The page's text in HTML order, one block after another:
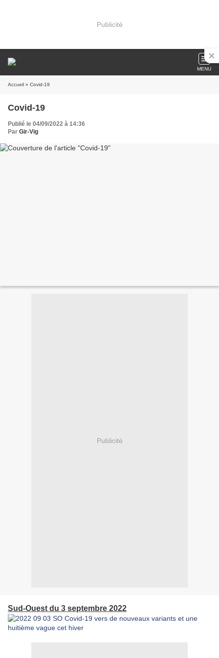
Publicité
MENU
Accueil » Covid-19
Covid-19
Publié le 04/09/2022 à 14:36
Par Gir-Vig
Publicité
Sud-Ouest du 3 septembre 2022